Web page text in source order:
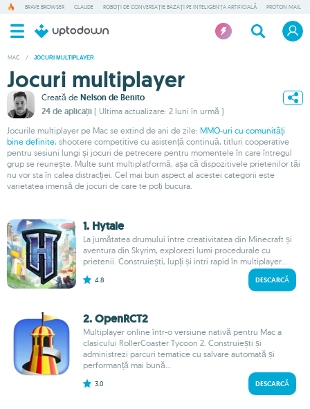
BRAVE BROWSER CLAUDE ROBOȚI DE CONVERSAȚIE BAZAȚI PE INTELIGENȚA ARTIFICIALĂ PROTON MAIL
MAC / JOCURI MULTIPLAYER
Jocuri multiplayer
Creată de Nelson de Benito
24 de aplicații ( Ultima actualizare: 2 luni în urmă )
Jocurile multiplayer pe Mac se extind de ani de zile: MMO-uri cu comunități
bine definite, shootere competitive cu asistență continuă, titluri cooperative
pentru sesiuni lungi și jocuri de petrecere pentru momentele în care întregul
grup se reunește. Multe sunt multiplatformă, așa că dispozitivele prietenilor tăi
nu vor sta în calea distracției. Cel mai bun aspect al acestei categorii este
varietatea imensă de jocuri de care te poți bucura.
1. Hytale
La jumătatea drumului între creativitatea din Minecraft și
aventura din Skyrim, explorezi lumi procedurale cu
prietenii. Construiești, lupți și intri rapid în multiplayer...
4.8 DESCARCĂ
2. OpenRCT2
Multiplayer online într-o versiune nativă pentru Mac a
clasicului RollerCoaster Tycoon 2. Construiești și
administrezi parcuri tematice cu salvare automată și
performanță mai bună...
3.0 DESCARCĂ